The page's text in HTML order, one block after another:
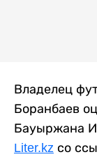
Владелец
Боранбаев
Бауыржана
Liter.kz со